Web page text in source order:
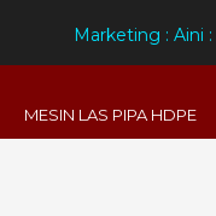
Marketing : Aini
MESIN LAS PIPA HDPE